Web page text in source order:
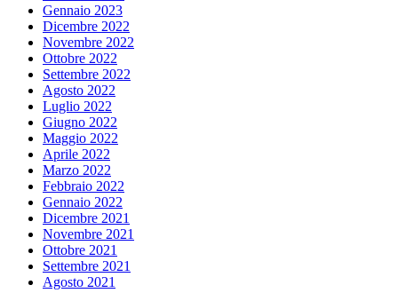
Gennaio 2023
Dicembre 2022
Novembre 2022
Ottobre 2022
Settembre 2022
Agosto 2022
Luglio 2022
Giugno 2022
Maggio 2022
Aprile 2022
Marzo 2022
Febbraio 2022
Gennaio 2022
Dicembre 2021
Novembre 2021
Ottobre 2021
Settembre 2021
Agosto 2021